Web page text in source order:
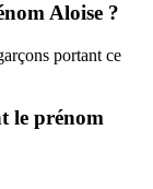
Aloise ?
portant ce
le prénom